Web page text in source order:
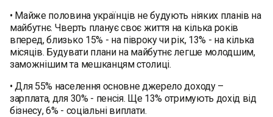
• Майже половина українців не будують ніяких планів на
майбутнє. Чверть планує своє життя на кілька років
вперед, близько 15% - на півроку чи рік, 13% - на кілька
місяців. Будувати плани на майбутнє легше молодшим,
заможнішим та мешканцям столиці.
• Для 55% населення основне джерело доходу –
зарплата, для 30% - пенсія. Ще 13% отримують дохід від
бізнесу, 6% - соціальні виплати.